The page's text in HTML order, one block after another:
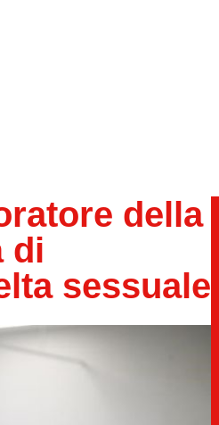
della
di
sessuale